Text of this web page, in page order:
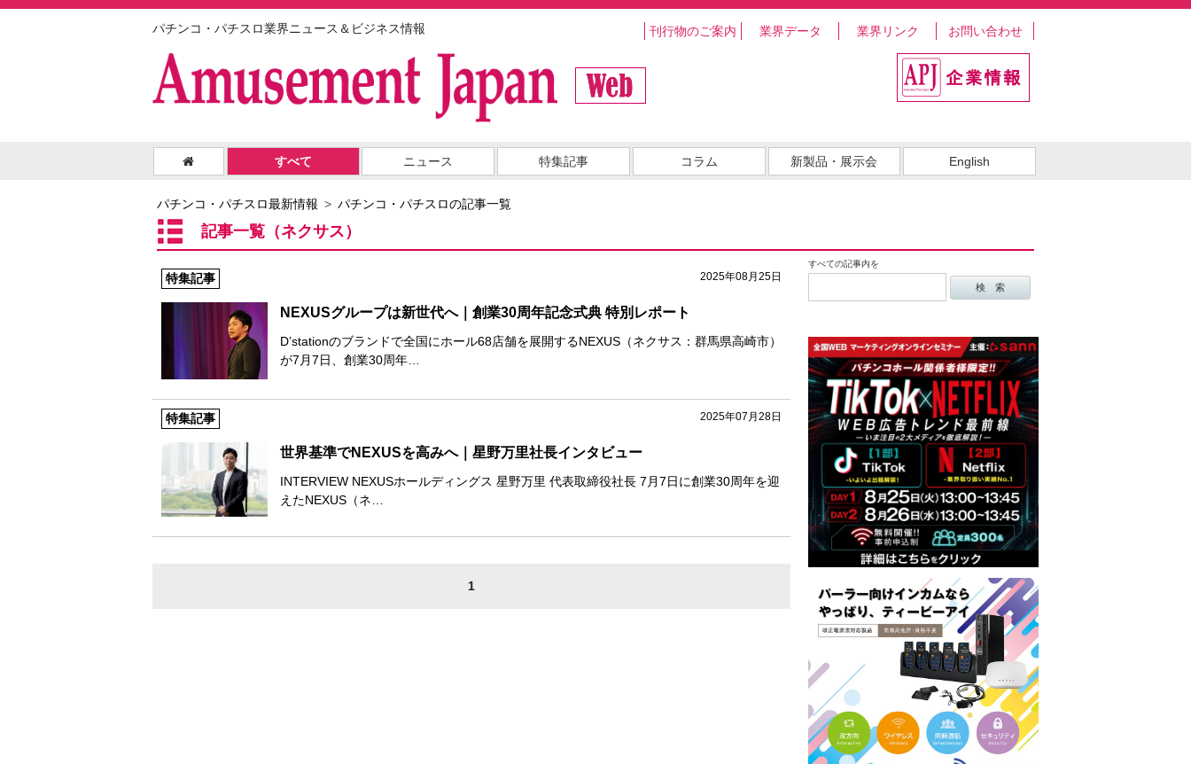
パチンコ・パチスロ業界ニュース＆ビジネス情報 刊行物のご案内 業界データ 業界リンク お問い合わせ
すべて ニュース 特集記事 コラム 新製品・展示会 English
パチンコ・パチスロ最新情報 パチンコ・パチスロの記事一覧
記事一覧（ネクサス）
すべての記事内を
2025年08月25日
特集記事
NEXUSグループは新世代へ｜創業30周年記念式典 特別レポート
D’stationのブランドで全国にホール68店舗を展開するNEXUS（ネクサス：群馬県高崎市）
が7月7日、創業30周年…
2025年07月28日
特集記事
世界基準でNEXUSを高みへ｜星野万里社長インタビュー
INTERVIEW NEXUSホールディングス 星野万里 代表取締役社長 7月7日に創業30周年を迎
えたNEXUS（ネ…
1